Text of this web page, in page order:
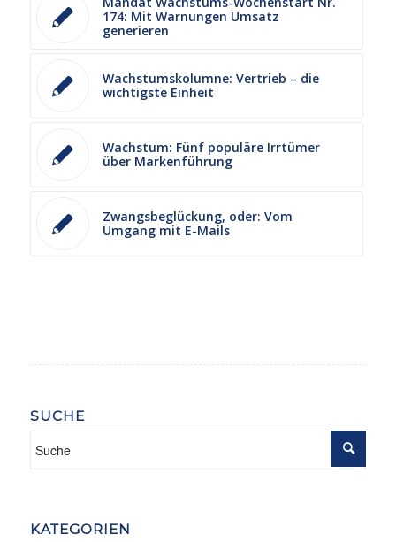
174: Mit Warnungen Umsatz
generieren
Wachstumskolumne: Vertrieb – die
wichtigste Einheit
Wachstum: Fünf populäre Irrtümer
über Markenführung
Zwangsbeglückung, oder: Vom
Umgang mit E-Mails
SUCHE
KATEGORIEN